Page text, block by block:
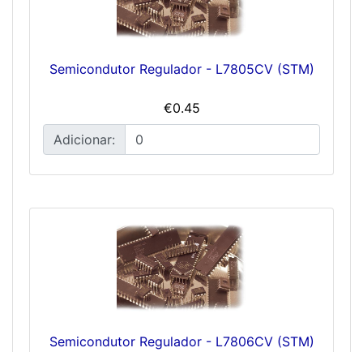
Semicondutor Regulador - L7805CV (STM)
€0.45
Adicionar:
Semicondutor Regulador - L7806CV (STM)